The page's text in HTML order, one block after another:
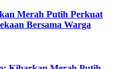
Merah Putih Perkuat
Bersama Warga